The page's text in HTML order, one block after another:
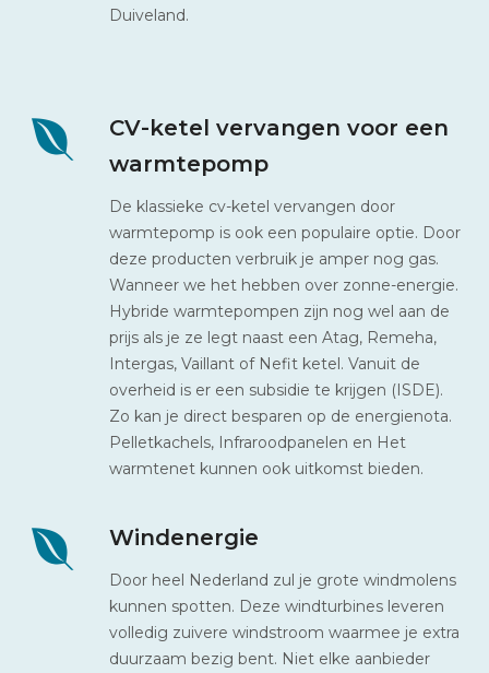
Duiveland.
CV-ketel vervangen voor een
warmtepomp
De klassieke cv-ketel vervangen door
warmtepomp is ook een populaire optie. Door
deze producten verbruik je amper nog gas.
Wanneer we het hebben over zonne-energie.
Hybride warmtepompen zijn nog wel aan de
prijs als je ze legt naast een Atag, Remeha,
Intergas, Vaillant of Nefit ketel. Vanuit de
overheid is er een subsidie te krijgen (ISDE).
Zo kan je direct besparen op de energienota.
Pelletkachels, Infraroodpanelen en Het
warmtenet kunnen ook uitkomst bieden.
Windenergie
Door heel Nederland zul je grote windmolens
kunnen spotten. Deze windturbines leveren
volledig zuivere windstroom waarmee je extra
duurzaam bezig bent. Niet elke aanbieder